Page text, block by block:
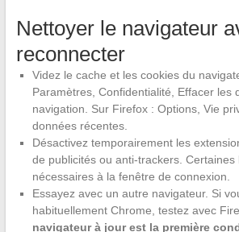
Nettoyer le navigateur
reconnecter
Videz le cache et les cookies du
Paramètres, Confidentialité, Effacer les
navigation. Sur Firefox : Options, Vie
données récentes.
Désactivez temporairement les
de publicités ou anti-trackers. Certaines
nécessaires à la fenêtre de connexion.
Essayez avec un autre navigateur. Si
habituellement Chrome, testez avec
navigateur à jour est la première